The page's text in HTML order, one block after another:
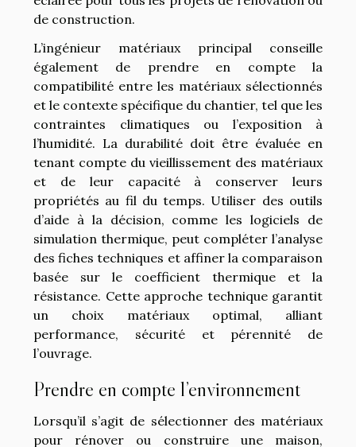
de construction.
L’ingénieur matériaux principal conseille
également de prendre en compte la
compatibilité entre les matériaux sélectionnés
et le contexte spécifique du chantier, tel que les
contraintes climatiques ou l’exposition à
l’humidité. La durabilité doit être évaluée en
tenant compte du vieillissement des matériaux
et de leur capacité à conserver leurs
propriétés au fil du temps. Utiliser des outils
d’aide à la décision, comme les logiciels de
simulation thermique, peut compléter l’analyse
des fiches techniques et affiner la comparaison
basée sur le coefficient thermique et la
résistance. Cette approche technique garantit
un choix matériaux optimal, alliant
performance, sécurité et pérennité de
l’ouvrage.
Prendre en compte l’environnement
Lorsqu’il s’agit de sélectionner des matériaux
pour rénover ou construire une maison,